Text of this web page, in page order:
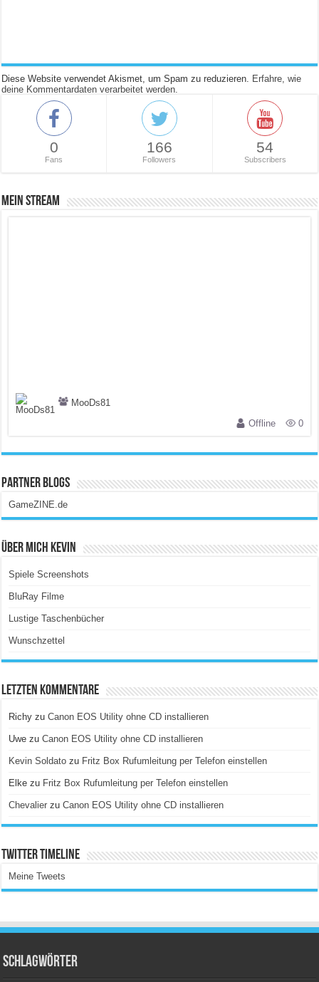
Diese Website verwendet Akismet, um Spam zu reduzieren. Erfahre, wie
deine Kommentardaten verarbeitet werden.
0
Fans
166
Followers
54
Subscribers
Mein Stream
MooDs81
Offline
0
Partner Blogs
GameZINE.de
Über Mich Kevin
Spiele Screenshots
BluRay Filme
Lustige Taschenbücher
Wunschzettel
Letzten Kommentare
Richy zuCanon EOS Utility ohne CD installieren
Uwe zuCanon EOS Utility ohne CD installieren
Kevin Soldato zu Fritz Box Rufumleitung per Telefon einstellen
Elke zu Fritz Box Rufumleitung per Telefon einstellen
Chevalier zuCanon EOS Utility ohne CD installieren
Twitter Timeline
Meine Tweets
Schlagwörter